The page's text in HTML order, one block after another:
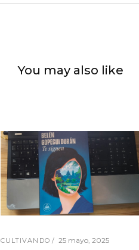
You may also like
CULTIVANDO 25 mayo, 2025